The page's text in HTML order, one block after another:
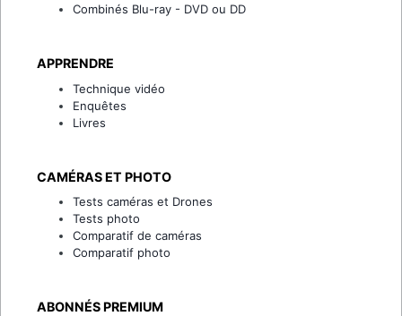
Combinés Blu-ray - DVD ou DD
APPRENDRE
Technique vidéo
Enquêtes
Livres
CAMÉRAS ET PHOTO
Tests caméras et Drones
Tests photo
Comparatif de caméras
Comparatif photo
ABONNÉS PREMIUM